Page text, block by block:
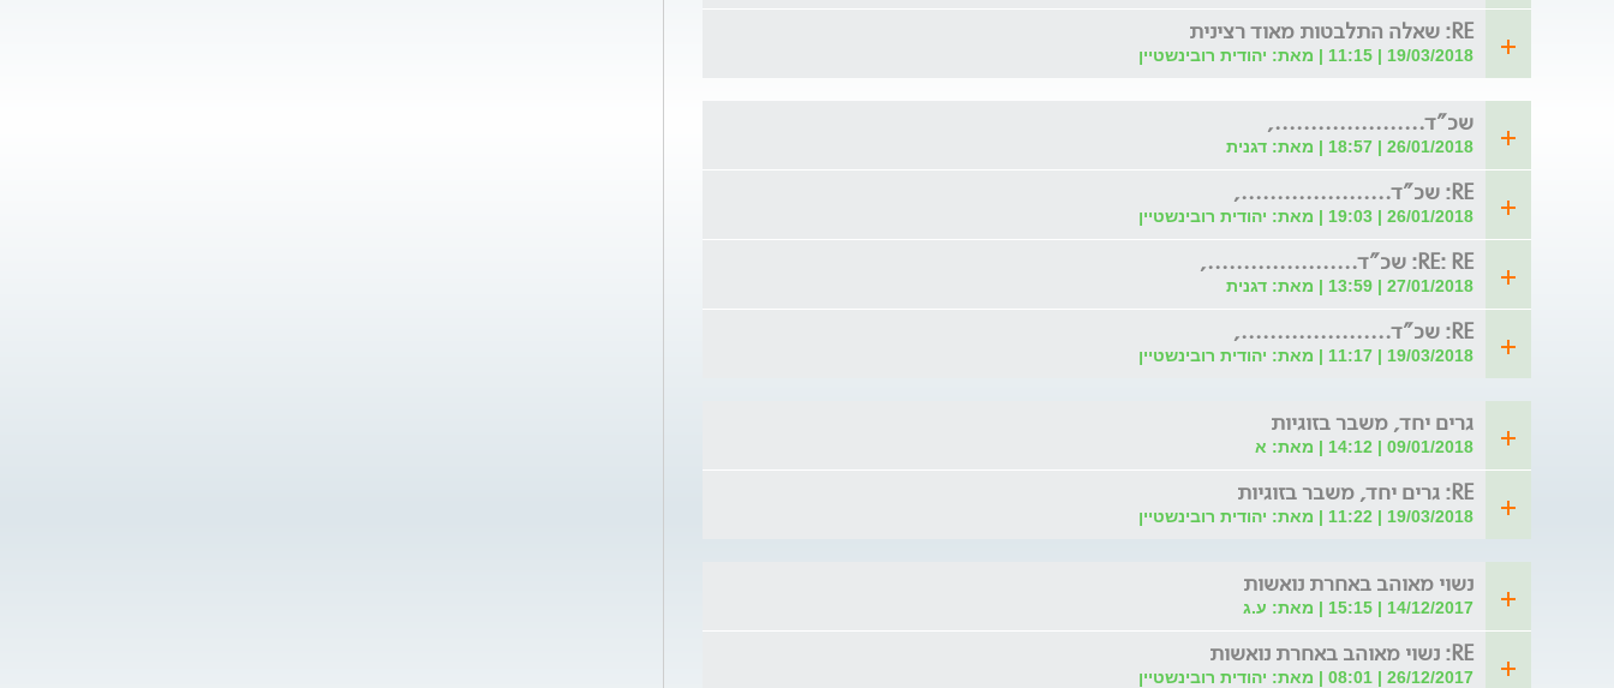
RE: שאלה התלבטות מאוד רצינית
19/03/2018 | 11:15 | מאת: יהודית רובינשטיין
שכ"ד.....................,
26/01/2018 | 18:57 | מאת: דגנית
RE: שכ"ד.....................,
26/01/2018 | 19:03 | מאת: יהודית רובינשטיין
RE: RE: שכ"ד.....................,
27/01/2018 | 13:59 | מאת: דגנית
RE: שכ"ד.....................,
19/03/2018 | 11:17 | מאת: יהודית רובינשטיין
גרים יחד, משבר בזוגיות
09/01/2018 | 14:12 | מאת: א
RE: גרים יחד, משבר בזוגיות
19/03/2018 | 11:22 | מאת: יהודית רובינשטיין
נשוי מאוהב באחרת נואשות
14/12/2017 | 15:15 | מאת: ע.ג
RE: נשוי מאוהב באחרת נואשות
26/12/2017 | 08:01 | מאת: יהודית רובינשטיין